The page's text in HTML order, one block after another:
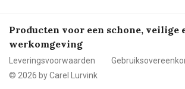
Producten voor een schone, veilige
werkomgeving
Leveringsvoorwaarden
© 2026 by Carel Lurvink